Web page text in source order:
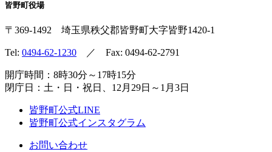
皆野町役場
〒369-1492 埼玉県秩父郡皆野町 大字皆野1420-1
Tel: 0494-62-1230 ／ Fax: 0494-62-2791
開庁時間：8時30分～17時15分
閉庁日：土・日・祝日、12月29日～1月3日
皆野町公式LINE
皆野町公式インスタグラム
お問い合わせ